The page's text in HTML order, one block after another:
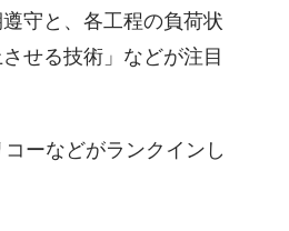
守と、各工程の負荷状
せる技術」などが注目
ーなどがランクインし